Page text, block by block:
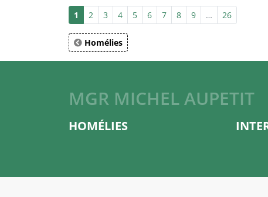
1 2 3 4 5 6 7 8 9 … 26
Homélies
MGR MICHEL AUPETIT
HOMÉLIES